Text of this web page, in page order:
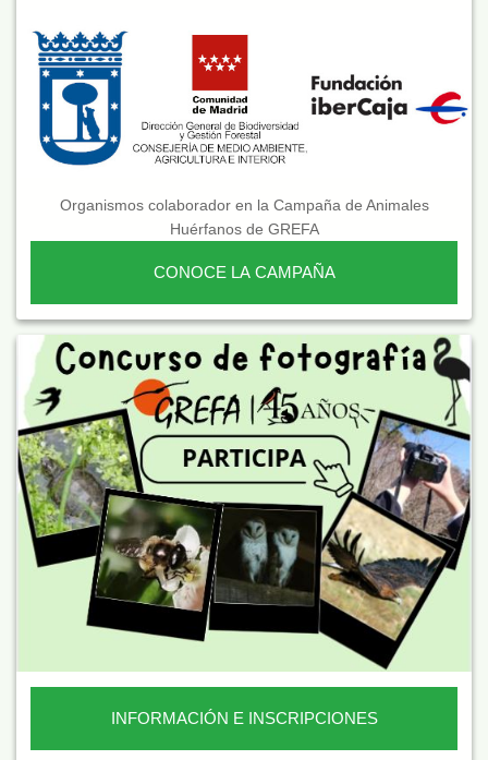
Organismos colaborador en la Campaña de Animales
Huérfanos de GREFA
CONOCE LA CAMPAÑA
INFORMACIÓN E INSCRIPCIONES